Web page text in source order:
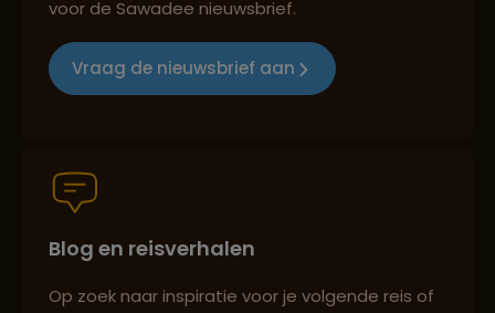
Groepsreizen mét indivuele vrijheid
Best beoordeelde reisroutes
voor de Sawadee nieuwsbrief.
Vraag de nieuwsbrief aan
Blog en reisverhalen
Op zoek naar inspiratie voor je volgende reis of